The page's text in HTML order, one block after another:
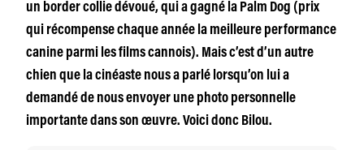
un border collie dévoué, qui a gagné la Palm Dog (prix
qui récompense chaque année la meilleure performance
canine parmi les films cannois). Mais c’est d’un autre
chien que la cinéaste nous a parlé lorsqu’on lui a
demandé de nous envoyer une photo personnelle
importante dans son œuvre. Voici donc Bilou.